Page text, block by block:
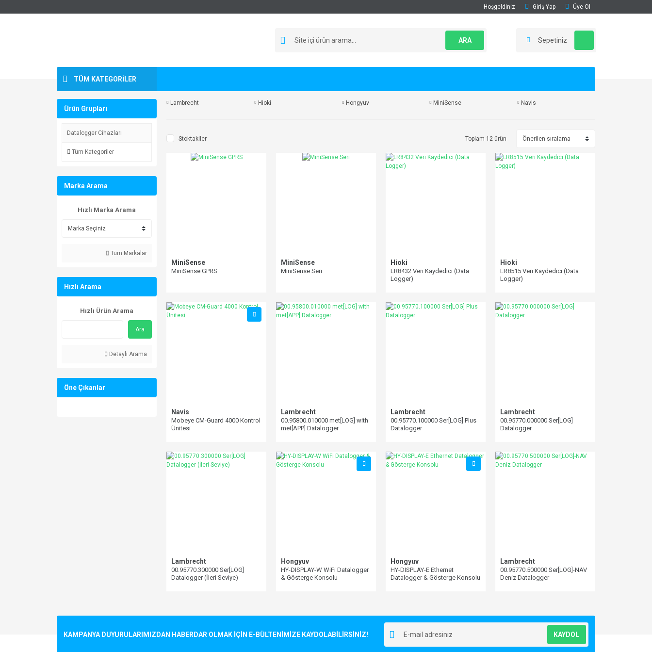
Hoşgeldiniz Giriş Yap Üye Ol
ARA Sepetiniz
TÜM KATEGORİLER
Ürün Grupları
Datalogger Cihazları
Tüm Kategoriler
Marka Arama
Hızlı Marka Arama
Tüm Markalar
Hızlı Arama
Hızlı Ürün Arama
Ara
Detaylı Arama
Öne Çıkanlar
Lambrecht Hioki Hongyuv MiniSense Navis
Stoktakiler Toplam 12 ürün
MiniSense
MiniSense GPRS
MiniSense
MiniSense Seri
Hioki
LR8432 Veri Kaydedici (Data
Logger)
Hioki
LR8515 Veri Kaydedici (Data
Logger)
Navis
Mobeye CM-Guard 4000 Kontrol
Ünitesi
Lambrecht
00.95800.010000 met[LOG] with
met[APP] Datalogger
Lambrecht
00.95770.100000 Ser[LOG] Plus
Datalogger
Lambrecht
00.95770.000000 Ser[LOG]
Datalogger
Lambrecht
00.95770.300000 Ser[LOG]
Datalogger (İleri Seviye)
Hongyuv
HY-DISPLAY-W WiFi Datalogger
& Gösterge Konsolu
Hongyuv
HY-DISPLAY-E Ethernet
Datalogger & Gösterge Konsolu
Lambrecht
00.95770.500000 Ser[LOG]-NAV
Deniz Datalogger
KAMPANYA DUYURULARIMIZDAN HABERDAR OLMAK İÇİN E-BÜLTENİMİZE KAYDOLABİLİRSİNİZ! KAYDOL